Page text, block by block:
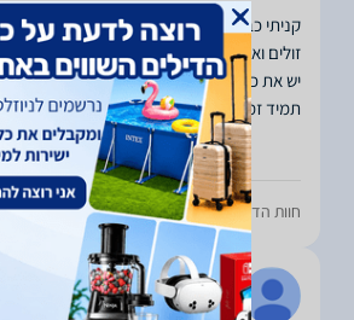
תמיד זמינים ונותנים מענה,...
חוות הדעת עזרה לכם? עזרה(2)
ZEV
24.07.2020